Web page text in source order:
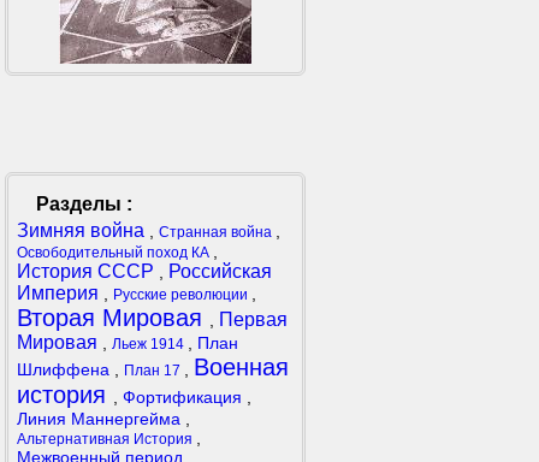
Разделы :
Зимняя война
Странная война
Освободительный поход КА
История СССР
Российская
Империя
Русские революции
Вторая Мировая
Первая
Мировая
Льеж 1914
План
Шлиффена
План 17
Военная
история
Фортификация
Линия Маннергейма
Альтернативная История
Межвоенный период